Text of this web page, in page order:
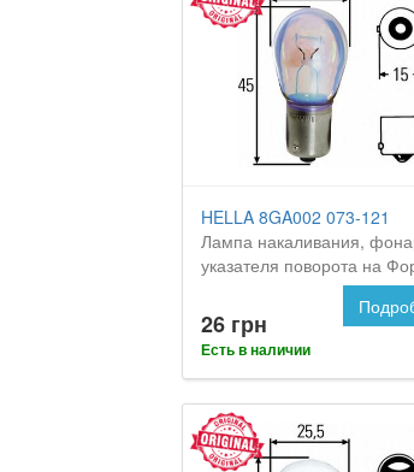
HELLA 8GA002 073-121
Лампа накаливания,
указателя поворота на
26 грн
Есть в наличии